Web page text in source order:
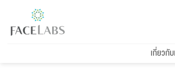
เกี่ยวกับ